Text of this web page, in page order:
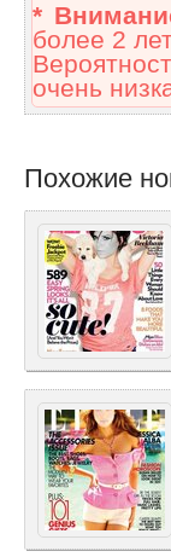
*
более 2
очень
Похожие